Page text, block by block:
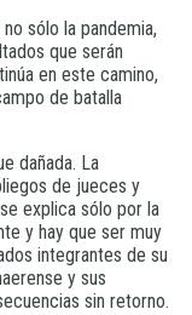
sólo la pandemia,
que serán
en este camino,
de batalla
dañada. La
de jueces y
explica sólo por la
y hay que ser muy
integrantes de su
y sus
sin retorno.